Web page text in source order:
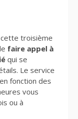
troisième
faire appel à
qui se
Le service
fonction des
vous
ou à